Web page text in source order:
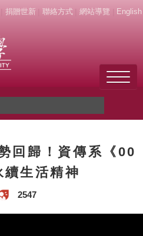
捐贈世新 聯絡方式 網站導覽 English
回歸！資傳系《00
續生活精神
2547